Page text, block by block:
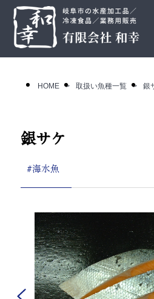
HOME 取扱い魚種一覧 銀
銀サケ
#海水魚